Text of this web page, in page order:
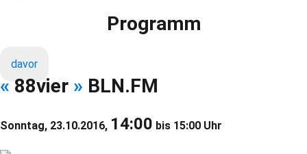
Programm
davor
« 88vier » BLN.FM
Sonntag, 23.10.2016, 14:00 bis 15:00 Uhr